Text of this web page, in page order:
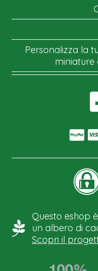
Personalizza la
miniature
Questo eshop
un albero di
Scopri il